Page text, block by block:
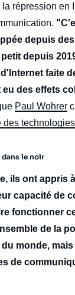
répression en
depuis
depuis
faite
eu des effets
Paul Wohrer
des technologies
le noir
ils ont appris
capacité de
fonctionner
de la
monde,
de